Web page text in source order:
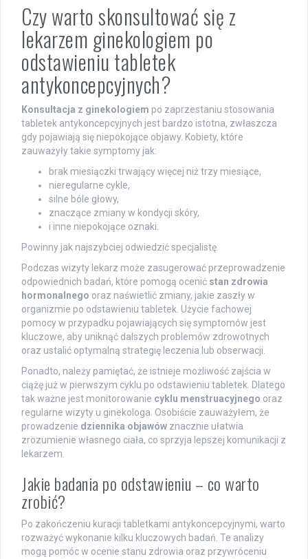
Czy warto skonsultować się z
lekarzem ginekologiem po
odstawieniu tabletek
antykoncepcyjnych?
Konsultacja z ginekologiem po zaprzestaniu stosowania
tabletek antykoncepcyjnych jest bardzo istotna, zwłaszcza
gdy pojawiają się niepokojące objawy. Kobiety, które
zauważyły takie symptomy jak:
brak miesiączki trwający więcej niż trzy miesiące,
nieregularne cykle,
silne bóle głowy,
znaczące zmiany w kondycji skóry,
i inne niepokojące oznaki.
Powinny jak najszybciej odwiedzić specjalistę.
Podczas wizyty lekarz może zasugerować przeprowadzenie
odpowiednich badań, które pomogą ocenić stan zdrowia
hormonalnego oraz naświetlić zmiany, jakie zaszły w
organizmie po odstawieniu tabletek. Użycie fachowej
pomocy w przypadku pojawiających się symptomów jest
kluczowe, aby uniknąć dalszych problemów zdrowotnych
oraz ustalić optymalną strategię leczenia lub obserwacji.
Ponadto, należy pamiętać, że istnieje możliwość zajścia w
ciążę już w pierwszym cyklu po odstawieniu tabletek. Dlatego
tak ważne jest monitorowanie cyklu menstruacyjnego oraz
regularne wizyty u ginekologa. Osobiście zauważyłem, że
prowadzenie dziennika objawów znacznie ułatwia
zrozumienie własnego ciała, co sprzyja lepszej komunikacji z
lekarzem.
Jakie badania po odstawieniu – co warto
zrobić?
Po zakończeniu kuracji tabletkami antykoncepcyjnymi, warto
rozważyć wykonanie kilku kluczowych badań. Te analizy
mogą pomóc w ocenie stanu zdrowia oraz przywróceniu